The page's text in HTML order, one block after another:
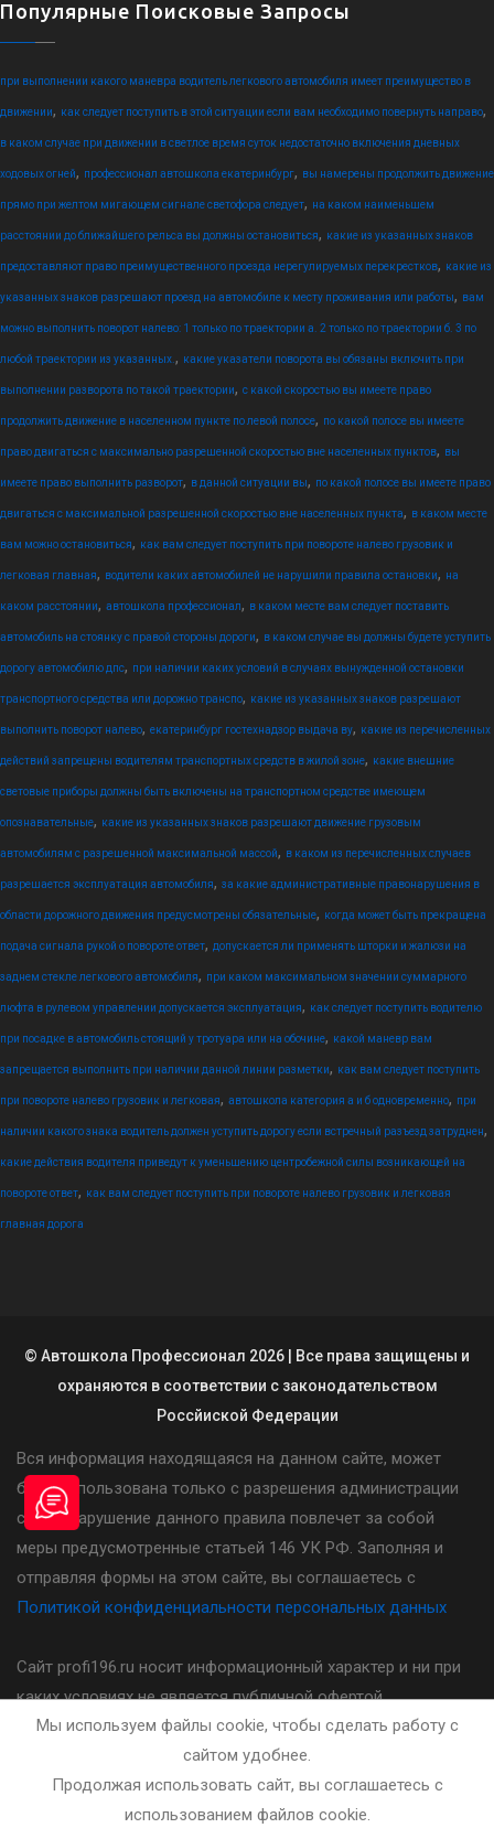
Популярные Поисковые Запросы
при выполнении какого маневра водитель легкового автомобиля имеет преимущество в
движении, как следует поступить в этой ситуации если вам необходимо повернуть направо,
в каком случае при движении в светлое время суток недостаточно включения дневных
ходовых огней, профессионал автошкола екатеринбург, вы намерены продолжить движение
прямо при желтом мигающем сигнале светофора следует, на каком наименьшем
расстоянии до ближайшего рельса вы должны остановиться, какие из указанных знаков
предоставляют право преимущественного проезда нерегулируемых перекрестков, какие из
указанных знаков разрешают проезд на автомобиле к месту проживания или работы, вам
можно выполнить поворот налево: 1 только по траектории а. 2 только по траектории б. 3 по
любой траектории из указанных. , какие указатели поворота вы обязаны включить при
выполнении разворота по такой траектории, с какой скоростью вы имеете право
продолжить движение в населенном пункте по левой полосе, по какой полосе вы имеете
право двигаться с максимально разрешенной скоростью вне населенных пунктов, вы
имеете право выполнить разворот, в данной ситуации вы, по какой полосе вы имеете право
двигаться с максимальной разрешенной скоростью вне населенных пункта, в каком месте
вам можно остановиться, как вам следует поступить при повороте налево грузовик и
легковая главная, водители каких автомобилей не нарушили правила остановки, на
каком расстоянии, автошкола профессионал, в каком месте вам следует поставить
автомобиль на стоянку с правой стороны дороги, в каком случае вы должны будете уступить
дорогу автомобилю дпс, при наличии каких условий в случаях вынужденной остановки
транспортного средства или дорожно транспо, какие из указанных знаков разрешают
выполнить поворот налево, екатеринбург гостехнадзор выдача ву, какие из перечисленных
действий запрещены водителям транспортных средств в жилой зоне, какие внешние
световые приборы должны быть включены на транспортном средстве имеющем
опознавательные, какие из указанных знаков разрешают движение грузовым
автомобилям с разрешенной максимальной массой, в каком из перечисленных случаев
разрешается эксплуатация автомобиля, за какие административные правонарушения в
области дорожного движения предусмотрены обязательные, когда может быть прекращена
подача сигнала рукой о повороте ответ, допускается ли применять шторки и жалюзи на
заднем стекле легкового автомобиля, при каком максимальном значении суммарного
люфта в рулевом управлении допускается эксплуатация, как следует поступить водителю
при посадке в автомобиль стоящий у тротуара или на обочине, какой маневр вам
запрещается выполнить при наличии данной линии разметки, как вам следует поступить
при повороте налево грузовик и легковая, автошкола категория а и б одновременно, при
наличии какого знака водитель должен уступить дорогу если встречный разъезд затруднен,
какие действия водителя приведут к уменьшению центробежной силы возникающей на
повороте ответ, как вам следует поступить при повороте налево грузовик и легковая
главная дорога
© Автошкола Профессионал 2026 | Все права защищены и
охраняются в соответствии с законодательством
Россйиской Федерации
Вся информация находящаяся на данном сайте, может
быть использована только с разрешения администрации
сайта. Нарушение данного правила повлечет за собой
меры предусмотренные статьей 146 УК РФ. Заполняя и
отправляя формы на этом сайте, вы соглашаетесь с
Политикой конфиденциальности персональных данных
Сайт profi196.ru носит информационный характер и ни при
каких условиях не является публичной офертой,
определяемой положениями статьи 437(2) Гражданского
кодекса Российской Федерации. Стоимость, порядок и
другие условия предоставления услуг указанных на сайте
необходимо уточнять у администратора автошколы.
Мы используем файлы cookie, чтобы сделать работу с
сайтом удобнее.
Продолжая использовать сайт, вы соглашаетесь с
использованием файлов cookie.